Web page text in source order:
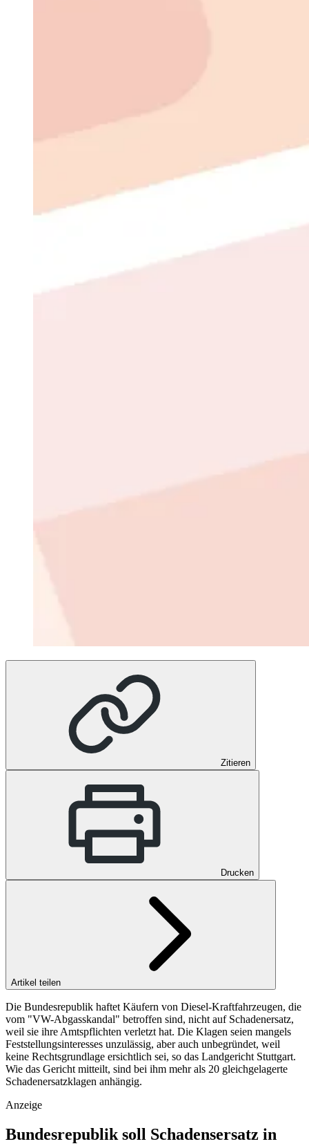
Zitieren
Drucken
Artikel teilen
Die Bundesrepublik haftet Käufern von Diesel-Kraftfahrzeugen, die
vom "VW-Abgasskandal" betroffen sind, nicht auf Schadenersatz,
weil sie ihre Amtspflichten verletzt hat. Die Klagen seien mangels
Feststellungsinteresses unzulässig, aber auch unbegründet, weil
keine Rechtsgrundlage ersichtlich sei, so das Landgericht Stuttgart.
Wie das Gericht mitteilt, sind bei ihm mehr als 20 gleichgelagerte
Schadenersatzklagen anhängig.
Anzeige
Bundesrepublik soll Schadensersatz in